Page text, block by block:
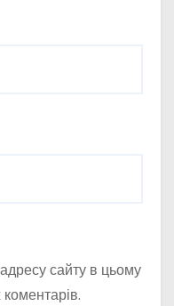
сайту в цьому